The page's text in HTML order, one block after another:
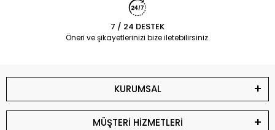
7 / 24 DESTEK
Öneri ve şikayetlerinizi bize iletebilirsiniz.
KURUMSAL
MÜŞTERİ HİZMETLERİ